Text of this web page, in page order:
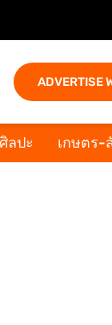
ADVERTISE
ลปะ เกษตร-